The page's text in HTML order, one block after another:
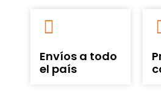
Envíos a todo
el país